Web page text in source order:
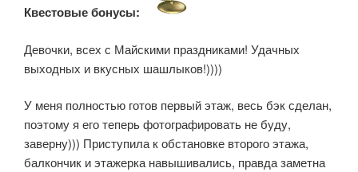
Квестовые бонусы:
Девочки, всех с Майскими праздниками! Удачных
выходных и вкусных шашлыков!))))
У меня полностью готов первый этаж, весь бэк сделан,
поэтому я его теперь фотографировать не буду,
заверну))) Приступила к обстановке второго этажа,
балкончик и этажерка навышивались, правда заметна